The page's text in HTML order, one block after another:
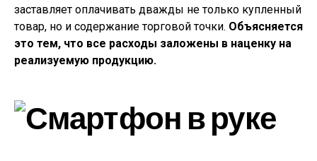
заставляет оплачивать дважды не только купленный
товар, но и содержание торговой точки. Объясняется
это тем, что все расходы заложены в наценку на
реализуемую продукцию.